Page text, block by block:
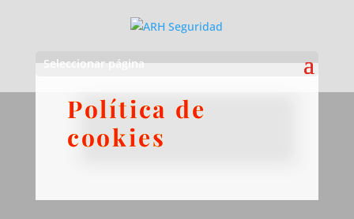
Seleccionar página
Política de
cookies